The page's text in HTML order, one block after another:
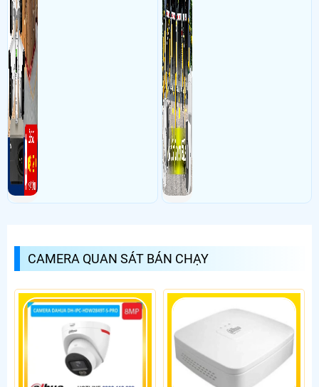
CAMERA QUAN SÁT BÁN CHẠY